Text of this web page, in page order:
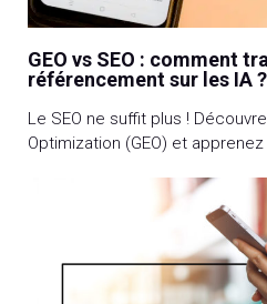
GEO vs SEO : comment
référencement sur les IA ?
Le SEO ne suffit plus !
Optimization (GEO) et